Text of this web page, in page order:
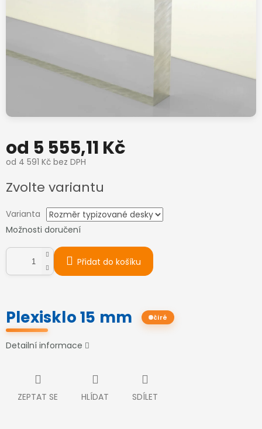
od 5 555,11 Kč
od 4 591 Kč bez DPH
cena:
Zvolte variantu
Varianta
Možnosti doručení
Přidat do košíku
Plexisklo 15 mm čiré
Detailní informace
ZEPTAT SE HLÍDAT SDÍLET